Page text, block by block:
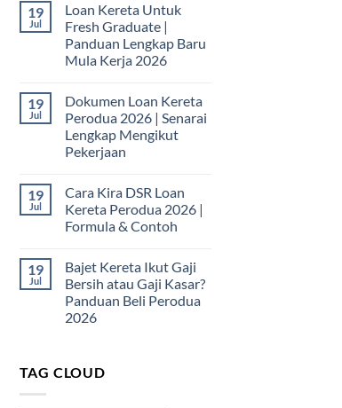
on
Loan
Kereta
Untuk
Pekerja
Kontrak
Panduan
Lengkap
2026
19
Jul
Loan Kereta Untuk
Fresh Graduate |
Panduan Lengkap Baru
Mula Kerja 2026
on
Loan
Kereta
Untuk
Fresh
Graduate
Lengkap
Baru
Mula
Kerja
19
Jul
Dokumen Loan Kereta
Perodua 2026 | Senarai
Lengkap Mengikut
Pekerjaan
on
Dokumen
Loan
Kereta
Senarai
Lengkap
Mengikut
Pekerjaan
19
Jul
Cara Kira DSR Loan
Kereta Perodua 2026 |
Formula & Contoh
on
Cara
Kira
DSR
Loan
Kereta
Formula
19
Jul
Bajet Kereta Ikut Gaji
Bersih atau Gaji Kasar?
Panduan Beli Perodua
2026
Bajet
Kereta
TAG CLOUD